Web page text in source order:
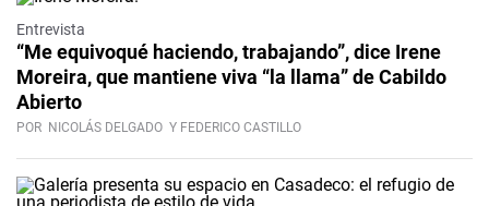
Entrevista
“Me equivoqué haciendo, trabajando”, dice Irene
Moreira, que mantiene viva “la llama” de Cabildo
Abierto
POR NICOLÁS DELGADO Y FEDERICO CASTILLO